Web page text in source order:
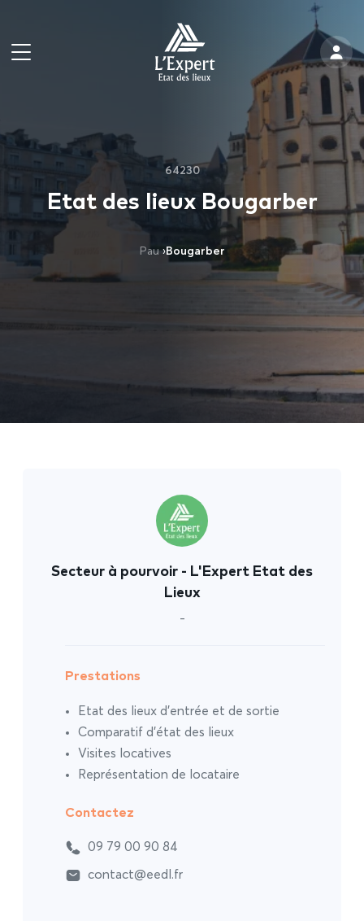
64230
Etat des lieux Bougarber
Pau ›Bougarber
Secteur à pourvoir - L'Expert Etat des
Lieux
-
Prestations
Etat des lieux d’entrée et de sortie
Comparatif d’état des lieux
Visites locatives
Représentation de locataire
Contactez
09 79 00 90 84
contact@eedl.fr